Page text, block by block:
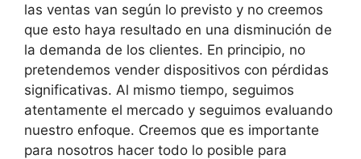
las ventas van según lo previsto y no creemos
que esto haya resultado en una disminución de
la demanda de los clientes. En principio, no
pretendemos vender dispositivos con pérdidas
significativas. Al mismo tiempo, seguimos
atentamente el mercado y seguimos evaluando
nuestro enfoque. Creemos que es importante
para nosotros hacer todo lo posible para